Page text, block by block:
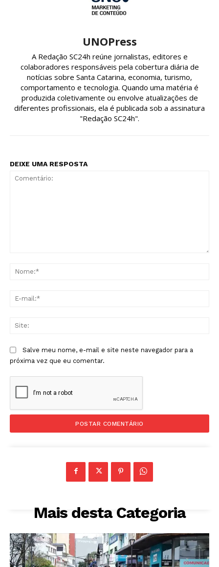
UNOPress
A Redação SC24h reúne jornalistas, editores e
colaboradores responsáveis pela cobertura diária de
notícias sobre Santa Catarina, economia, turismo,
comportamento e tecnologia. Quando uma matéria é
produzida coletivamente ou envolve atualizações de
diferentes profissionais, ela é publicada sob a assinatura
"Redação SC24h".
DEIXE UMA RESPOSTA
Salve meu nome, e-mail e site neste navegador para a
próxima vez que eu comentar.
Mais desta Categoria